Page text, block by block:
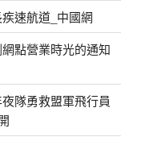
速航道_中國網
點營業時光的通知
隊勇救盟軍飛行員